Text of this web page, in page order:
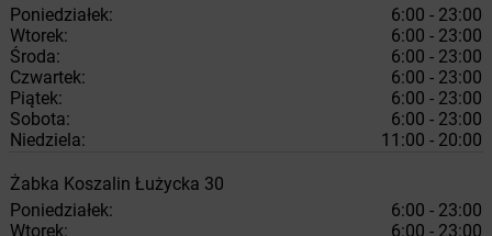
Poniedziałek:
6:00 - 23:00
Wtorek:
6:00 - 23:00
Środa:
6:00 - 23:00
Czwartek:
6:00 - 23:00
Piątek:
6:00 - 23:00
Sobota:
6:00 - 23:00
Niedziela:
11:00 - 20:00
Żabka Koszalin Łużycka 30
Poniedziałek:
6:00 - 23:00
Wtorek:
6:00 - 23:00